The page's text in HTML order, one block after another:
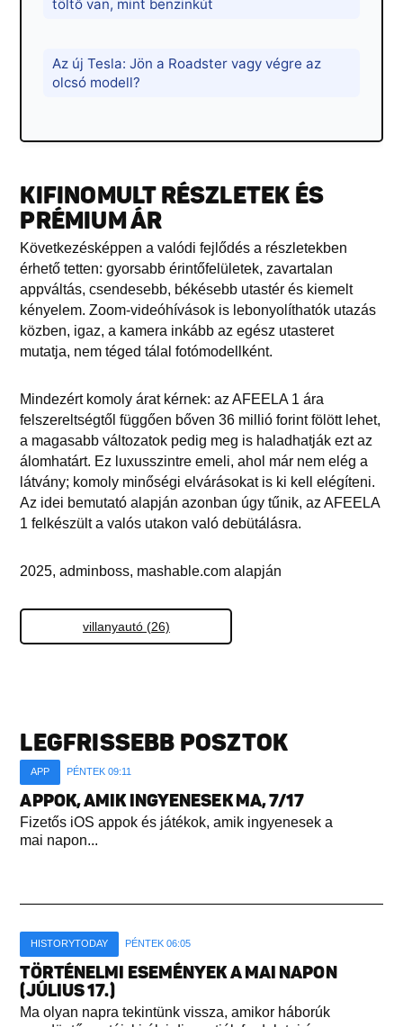
töltő van, mint benzinkút
Az új Tesla: Jön a Roadster vagy végre az
olcsó modell?
KIFINOMULT RÉSZLETEK ÉS
PRÉMIUM ÁR
Következésképpen a valódi fejlődés a részletekben
érhető tetten: gyorsabb érintőfelületek, zavartalan
appváltás, csendesebb, békésebb utastér és kiemelt
kényelem. Zoom-videóhívások is lebonyolíthatók utazás
közben, igaz, a kamera inkább az egész utasteret
mutatja, nem téged tálal fotómodellként.
Mindezért komoly árat kérnek: az AFEELA 1 ára
felszereltségtől függően bőven 36 millió forint fölött lehet,
a magasabb változatok pedig meg is haladhatják ezt az
álomhatárt. Ez luxusszintre emeli, ahol már nem elég a
látvány; komoly minőségi elvárásokat is ki kell elégíteni.
Az idei bemutató alapján azonban úgy tűnik, az AFEELA
1 felkészült a valós utakon való debütálásra.
2025, adminboss, mashable.com alapján
villanyautó (26)
LEGFRISSEBB POSZTOK
APP PÉNTEK 09:11
APPOK, AMIK INGYENESEK MA, 7/17
Fizetős iOS appok és játékok, amik ingyenesek a
mai napon...
HISTORYTODAY PÉNTEK 06:05
TÖRTÉNELMI ESEMÉNYEK A MAI NAPON
(JÚLIUS 17.)
Ma olyan napra tekintünk vissza, amikor háborúk